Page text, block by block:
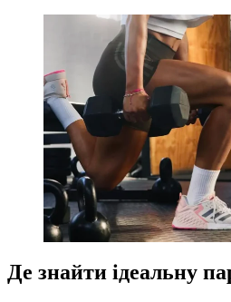
Де знайти ідеальну